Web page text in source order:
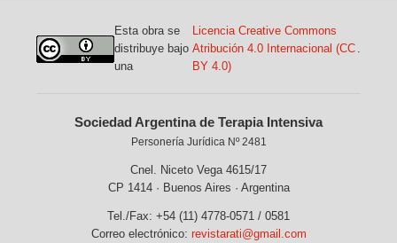
Esta obra se
distribuye bajo
una
Licencia Creative Commons
Atribución 4.0 Internacional (CC
BY 4.0)
.
Sociedad Argentina de Terapia Intensiva
Personería Jurídica Nº 2481
Cnel. Niceto Vega 4615/17
CP 1414 · Buenos Aires · Argentina
Tel./Fax: +54 (11) 4778-0571 / 0581
Correo electrónico: revistarati@gmail.com